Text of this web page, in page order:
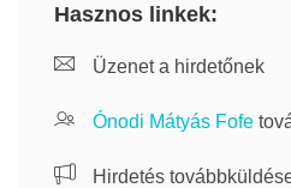
Hasznos linkek:
Üzenet a hirdetőnek
Ónodi Mátyás Fofe
Hirdetés